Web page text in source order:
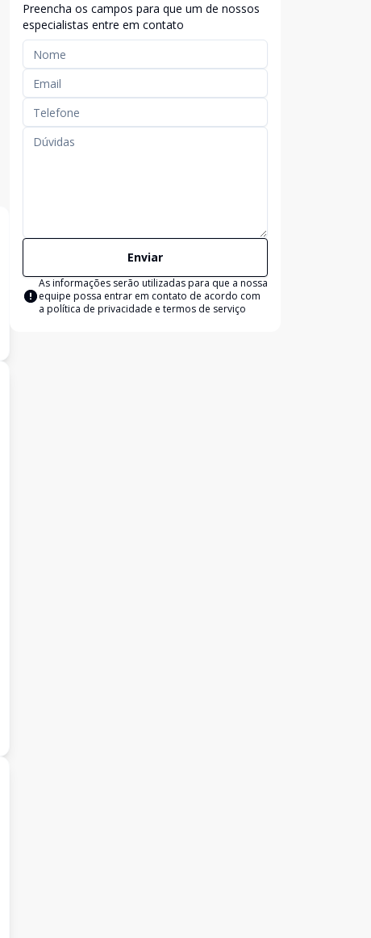
Preencha os campos para que um de nossos
especialistas entre em contato
Enviar
As informações serão utilizadas para que a nossa
equipe possa entrar em contato de acordo com
a política de privacidade e termos de serviço